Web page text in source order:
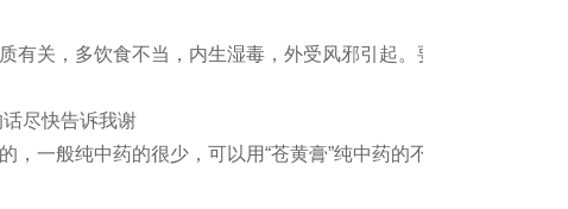
关，多饮食不当，内生湿毒，外受风邪引起。要保持大便通
尽快告诉我谢
一般纯中药的很少，可以用“苍黄膏”纯中药的不含激素成